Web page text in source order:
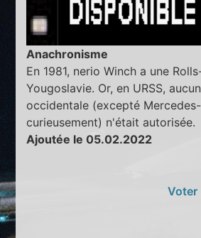
Anachronisme
En 1981, nerio Winch a une
Yougoslavie. Or, en URSS,
occidentale (excepté
curieusement) n'était autorisée.
Ajoutée le 05.02.2022
Voter